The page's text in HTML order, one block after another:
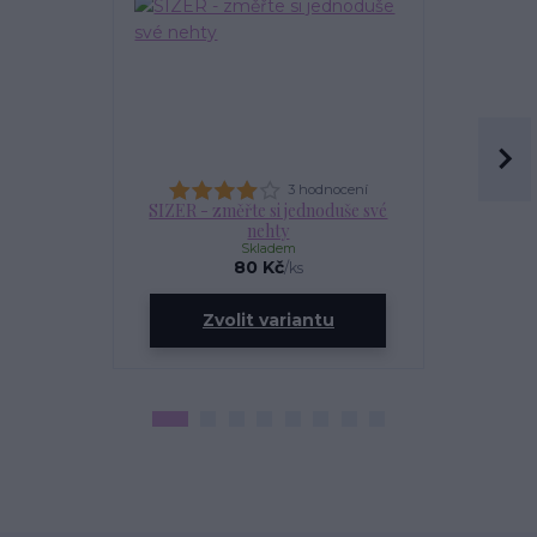
3 hodnocení
SIZER - změřte si jednoduše své
nehty
80 Kč/ks
Skladem
Zvolit variantu